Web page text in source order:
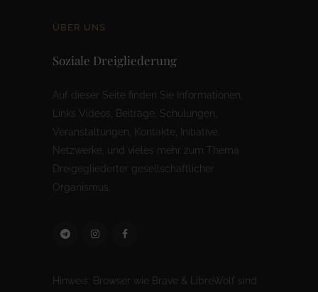
ÜBER UNS
Soziale Dreigliederung
Auf dieser Seite finden Sie Informationen,
Links Videos, Beiträge, Schulungen,
Veranstaltungen, Kontakte, Initiative,
Netzwerke, und vieles mehr zum Thema
Dreigegliederter gesellschaftlicher
Organismus.
Hinweis: Browser wie Brave & LibreWolf sind